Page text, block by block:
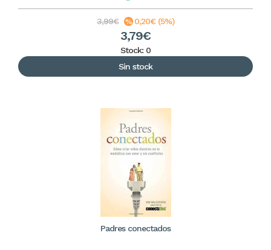
3,99€ 0,20€ (5%)
3,79€
Stock: 0
Sin stock
Padres conectados